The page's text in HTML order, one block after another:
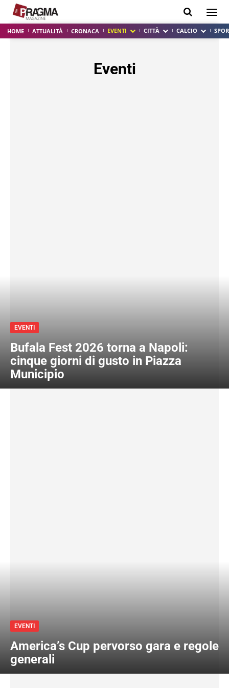
HOME ATTUALITÀ CRONACA EVENTI CITTÀ CALCIO
Eventi
EVENTI
Bufala Fest 2026 torna a Napoli:
cinque giorni di gusto in Piazza
Municipio
EVENTI
America’s Cup pervorso gara e regole
generali